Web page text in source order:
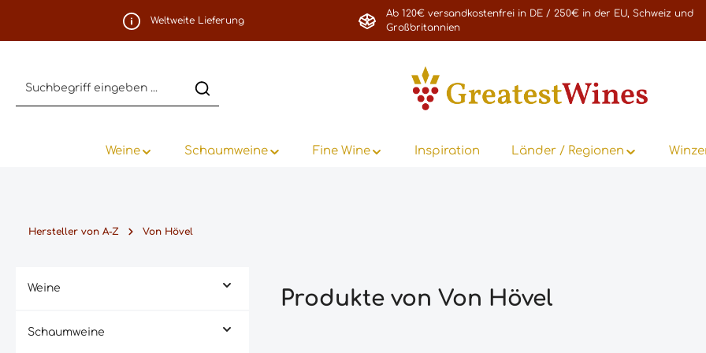
Hauptinhalt springen
Zur Hauptnavigation springenWeltweite Lieferung
Ab 120€ versandkostenfrei in DE / 250€ in der EU, Schweiz und
Großbritannien
Weine Schaumweine Fine Wine Inspiration Länder / Regionen
Hersteller von A-Z Von Hövel
Weine
Schaumweine
Produkte von Von Hövel